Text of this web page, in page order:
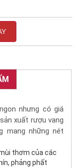
ngon nhưng có giá
xuất rượu vang
mang những nét
thơm của các
phảng phất